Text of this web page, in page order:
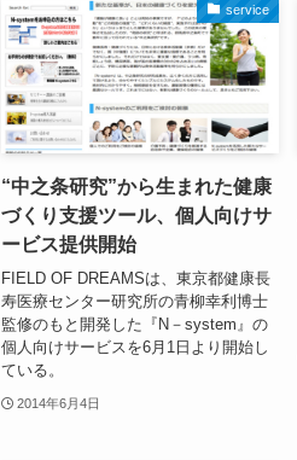
service
“中之条研究”から生まれた健康
づくり支援ツール、個人向けサ
ービス提供開始
FIELD OF DREAMSは、東京都健康長
寿医療センター研究所の青柳幸利博士
監修のもと開発した『N－system』の
個人向けサービスを6月1日より開始し
ている。
2014年6月4日